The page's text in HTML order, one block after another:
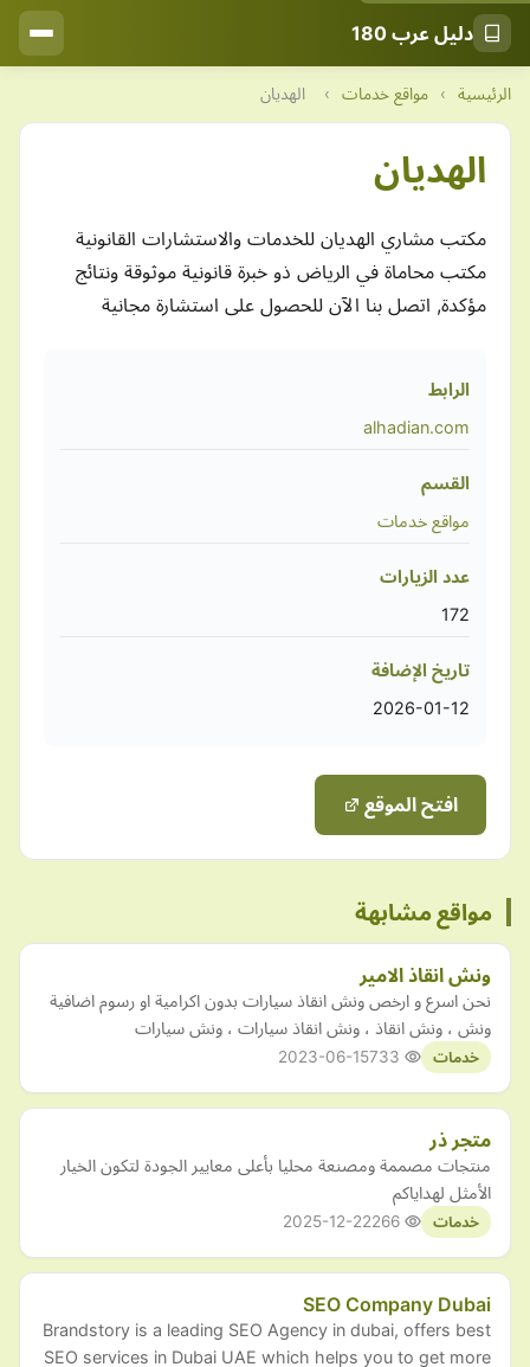
دليل عرب 180
الرئيسية › مواقع خدمات › الهديان
الهديان
مكتب مشاري الهديان للخدمات والاستشارات القانونية
مكتب محاماة في الرياض ذو خبرة قانونية موثوقة ونتائج
مؤكدة, اتصل بنا الآن للحصول على استشارة مجانية
الرابط
alhadian.com
القسم
مواقع خدمات
عدد الزيارات
172
تاريخ الإضافة
2026-01-12
افتح الموقع
مواقع مشابهة
ونش انقاذ الامير
نحن اسرع و ارخص ونش انقاذ سيارات بدون اكرامية او رسوم اضافية
ونش ، ونش انقاذ ، ونش انقاذ سيارات ، ونش سيارات
خدمات 2023-06-15
متجر ذر
منتجات مصممة ومصنعة محليا بأعلى معايير الجودة لتكون الخيار
الأمثل لهداياكم
خدمات 2025-12-22
SEO Company Dubai
Brandstory is a leading SEO Agency in dubai, offers best
SEO services in Dubai UAE which helps you to get more